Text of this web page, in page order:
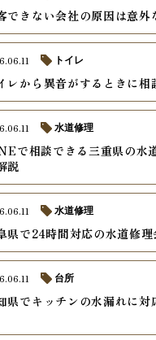
できない会社の原因は意外
レから異音がするときに
トイレ
で相談できる三重県の水
説
水道修理
県で24時間対応の水道修
水道修理
県でキッチンの水漏れに
台所